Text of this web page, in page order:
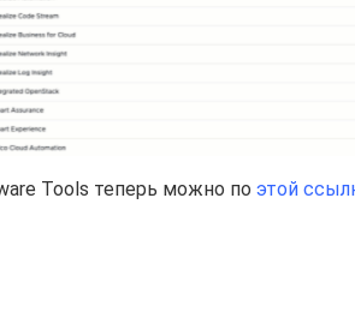
Tools теперь можно по этой